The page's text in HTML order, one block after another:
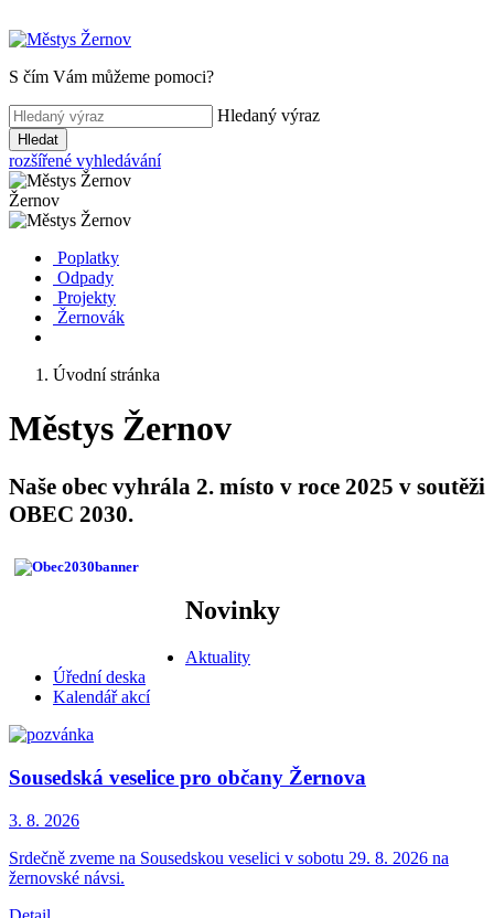
S čím Vám můžeme pomoci?
Hledaný výraz
Hledat
rozšířené vyhledávání
Žernov
Poplatky
Odpady
Projekty
Žernovák
Úvodní stránka
Městys Žernov
Naše obec vyhrála 2. místo v roce 2025 v soutěži
OBEC 2030.
Novinky
Aktuality
Úřední deska
Kalendář akcí
Sousedská veselice pro občany Žernova
3. 8. 2026
Srdečně zveme na Sousedskou veselici v sobotu 29. 8. 2026 na
žernovské návsi.